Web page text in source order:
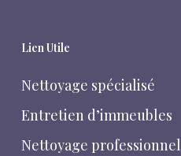
Lien Utile
Nettoyage spécialisé
Entretien d’immeubles
Nettoyage professionnel